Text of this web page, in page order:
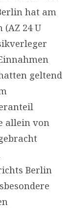
hat am
(AZ 24 U
geltend
allein von
Berlin